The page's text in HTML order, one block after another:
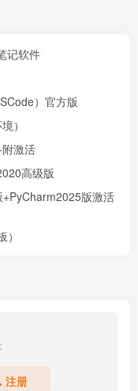
记软件
）官方版
）
激活
高级版
+PyCharm2025版激活
注册